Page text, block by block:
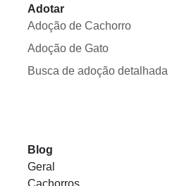
Adotar
Adoção de Cachorro
Adoção de Gato
Busca de adoção detalhada
Blog
Geral